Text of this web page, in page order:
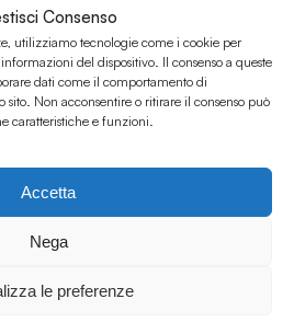
Consenso
utilizziamo tecnologie come i cookie per
del dispositivo. Il consenso a queste
dati come il comportamento di
sito. Non acconsentire o ritirare il consenso può
caratteristiche e funzioni.
Accetta
Nega
le preferenze
Humus
40137